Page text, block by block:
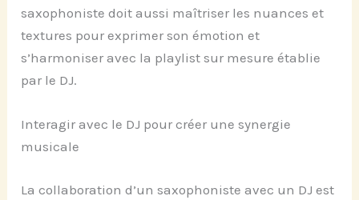
saxophoniste doit aussi maîtriser les nuances et
textures pour exprimer son émotion et
s’harmoniser avec la playlist sur mesure établie
par le DJ.
Interagir avec le DJ pour créer une synergie
musicale
La collaboration d’un saxophoniste avec un DJ est